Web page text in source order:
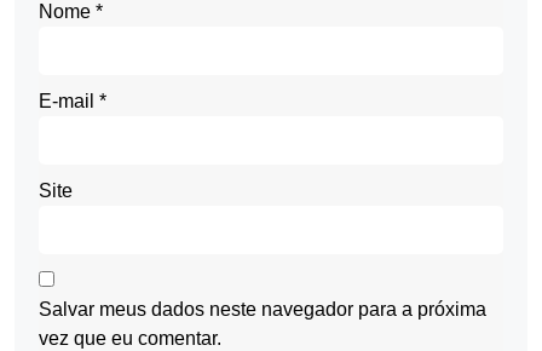
Nome *
E-mail *
Site
Salvar meus dados neste navegador para a próxima
vez que eu comentar.